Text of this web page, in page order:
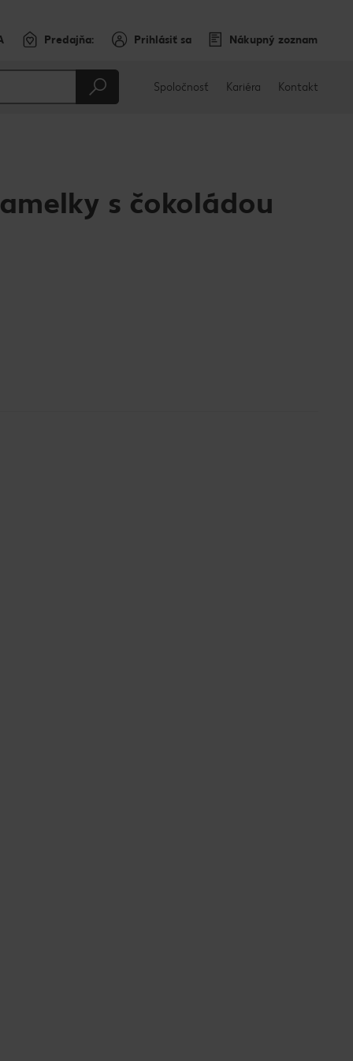
Predajňa: Prihlásiť sa Nákupný zoznam
Spoločnosť Kariéra Kontakt
s čokoládou